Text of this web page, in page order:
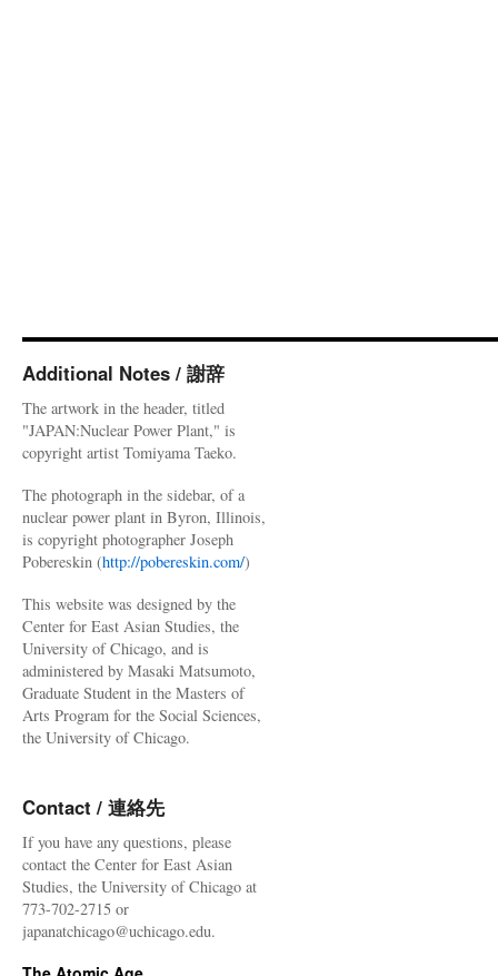
Additional Notes / 謝辞
The artwork in the header, titled
"JAPAN:Nuclear Power Plant," is
copyright artist Tomiyama Taeko.
The photograph in the sidebar, of a
nuclear power plant in Byron, Illinois,
is copyright photographer Joseph
Pobereskin (http://pobereskin.com/)
This website was designed by the
Center for East Asian Studies, the
University of Chicago, and is
administered by Masaki Matsumoto,
Graduate Student in the Masters of
Arts Program for the Social Sciences,
the University of Chicago.
Contact / 連絡先
If you have any questions, please
contact the Center for East Asian
Studies, the University of Chicago at
773-702-2715 or
japanatchicago@uchicago.edu.